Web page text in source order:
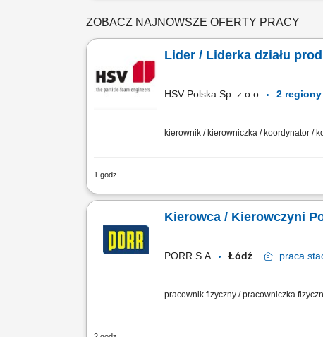
ZOBACZ NAJNOWSZE OFERTY PRACY
Lider / Liderka działu
HSV Polska Sp. z o.o.
kierownik / kierowniczka / koordynator /
1 godz.
Opis stanowiska: zapewnienie ciągłości
Kierowca / Kierowczyni
PORR S.A. Łódź praca
pracownik fizyczny / pracowniczka